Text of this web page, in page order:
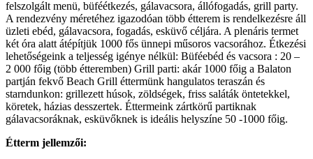
felszolgált menü, büféétkezés, gálavacsora, állófogadás, grill party.
A rendezvény méretéhez igazodóan több étterem is rendelkezésre áll
üzleti ebéd, gálavacsora, fogadás, esküvő céljára. A plenáris termet
két óra alatt átépítjük 1000 fős ünnepi műsoros vacsorához. Étkezési
lehetőségeink a teljesség igénye nélkül: Büféebéd és vacsora : 20 –
2 000 főig (több étteremben) Grill parti: akár 1000 főig a Balaton
partján fekvő Beach Grill éttermünk hangulatos teraszán és
starndunkon: grillezett húsok, zöldségek, friss saláták öntetekkel,
köretek, házias desszertek. Éttermeink zártkörű partiknak
gálavacsoráknak, esküvőknek is ideális helyszíne 50 -1000 főig.
Étterm jellemzői: